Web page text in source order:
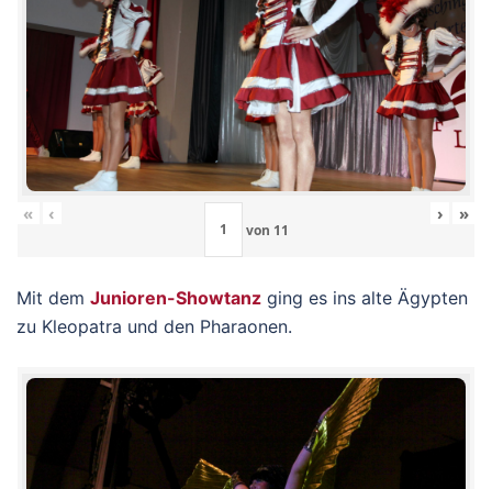
« ‹
von 11
› »
Mit dem Junioren-Showtanz ging es ins alte Ägypten
zu Kleopatra und den Pharaonen.